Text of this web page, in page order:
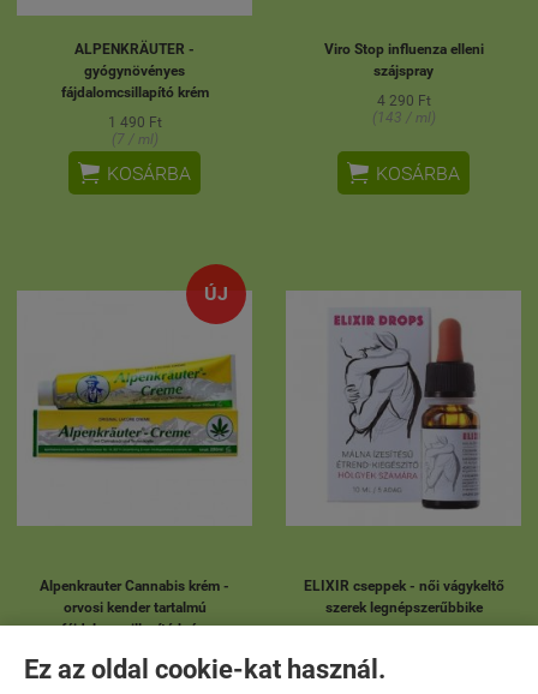
Ez az oldal cookie-kat használ.
ALPENKRÄUTER -
gyógynövényes
fájdalomcsillapító krém
1 490 Ft
(7 / ml)
 KOSÁRBA
Viro Stop influenza elleni
szájspray
4 290 Ft
(143 / ml)
 KOSÁRBA
ÚJ
Alpenkrauter Cannabis krém -
orvosi kender tartalmú
fájdalomcsillapító krém
3 190 Ft
(16 / ml)
ELIXIR cseppek - női vágykeltő
szerek legnépszerűbbike